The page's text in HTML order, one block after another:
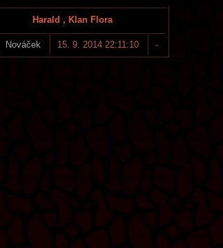
Harald , Klan Flora
Nováček 15. 9. 2014 22:11:10 -